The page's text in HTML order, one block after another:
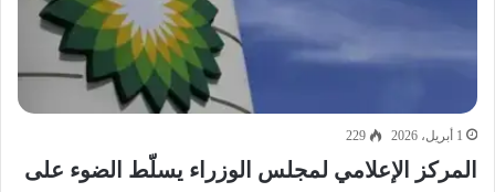
1 أبريل، 2026 229
المركز الإعلامي لمجلس الوزراء يسلّط الضوء على